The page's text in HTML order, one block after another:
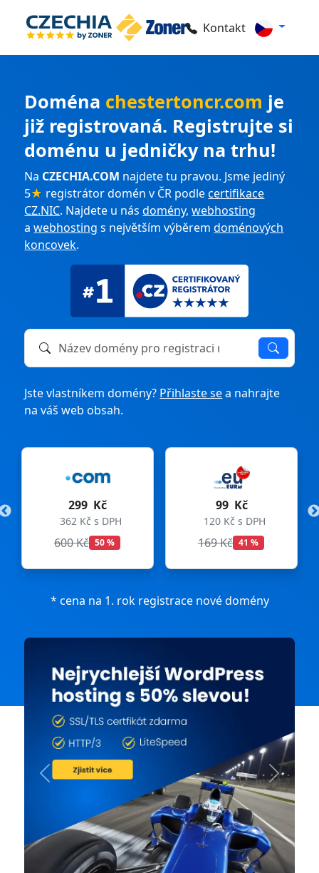
Kontakt
Doména chestertoncr.com je
již registrovaná. Registrujte si
doménu u jedničky na trhu!
Na CZECHIA.COM najdete tu pravou. Jsme jediný
5★ registrátor domén v ČR podlecertifikace
CZ.NIC. Najdete u násdomény,webhosting
awebhosting s největším výběremdoménových
koncovek.
Název domény k registraci nebo převodu
Jste vlastníkem domény? Přihlaste sea nahrajte
na váš web obsah.
299 Kč
362 Kč s DPH
600 Kč 50 %
99 Kč
120 Kč s DPH
169 Kč 41 %
* cena na 1. rok registrace nové domény
Previous Next